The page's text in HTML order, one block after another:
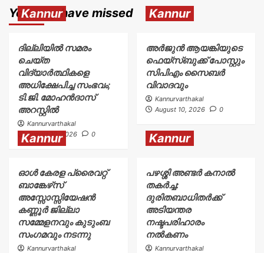
You may have missed
Kannur
ദില്ലിയിൽ സമരം
ചെയ്ത
വിദ്യാർത്ഥികളെ
അധിക്ഷേപിച്ച സംഭവം;
ടി.ജി. മോഹൻദാസ്
അറസ്റ്റിൽ
Kannurvarthakal
August 10, 2026
0
Kannur
അര്‍ജുന്‍ ആയങ്കിയുടെ
ഫെയ്‌സ്ബുക്ക് പോസ്റ്റും
സിപിഎം സൈബര്‍
വിവാദവും
Kannurvarthakal
August 10, 2026
0
Kannur
ഓൾ കേരള പ്രൈവറ്റ്
ബാങ്കേഴ്‌സ്
അസ്സോസ്സിയേഷൻ
കണ്ണൂർ ജില്ലാ
സമ്മേളനവും കുടുംബ
സംഗമവും നടന്നു
Kannurvarthakal
Kannur
പഴശ്ശി അണ്ടർ കനാൽ
തകർച്ച:
ദുരിതബാധിതർക്ക്‌
അടിയന്തര
നഷ്ടപരിഹാരം
നൽകണം
Kannurvarthakal